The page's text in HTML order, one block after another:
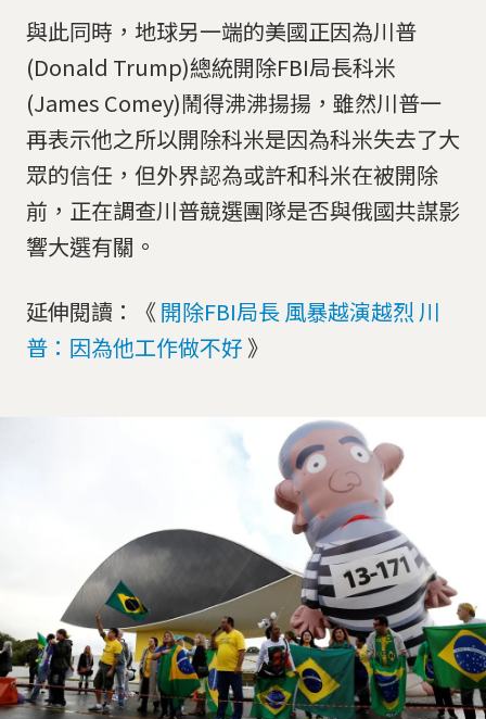
與此同時，地球另一端的美國正因為川普
(Donald Trump)總統開除FBI局長科米
(James Comey)鬧得沸沸揚揚，雖然川普一
再表示他之所以開除科米是因為科米失去了大
眾的信任，但外界認為或許和科米在被開除
前，正在調查川普競選團隊是否與俄國共謀影
響大選有關。
延伸閱讀：《 開除FBI局長 風暴越演越烈 川
普：因為他工作做不好 》